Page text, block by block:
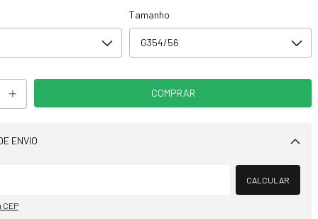
Tamanho
ENVIO
Alterar CEP
CALCULAR